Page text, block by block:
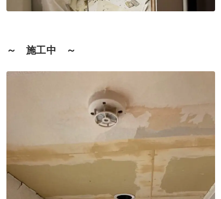
～ 施工中 ～